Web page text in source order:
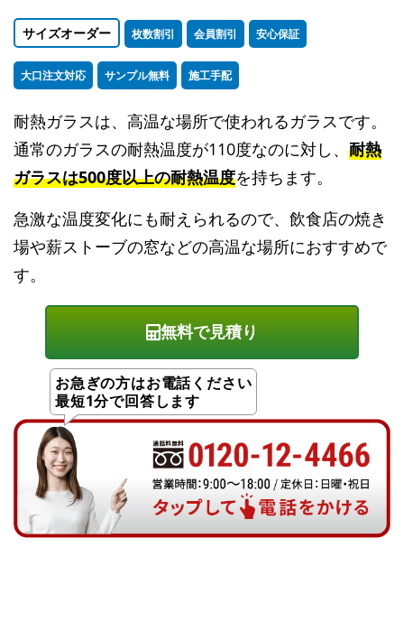
サイズオーダー 枚数割引 会員割引 安心保証
大口注文対応 サンプル無料 施工手配
耐熱ガラスは、高温な場所で使われるガラスです。
通常のガラスの耐熱温度が110度なのに対し、 耐熱
ガラスは500度以上の耐熱温度を持ちます。
急激な温度変化にも耐えられるので、飲食店の焼き
場や薪ストーブの窓などの高温な場所におすすめで
す。
無料で見積り
お急ぎの方はお電話ください
最短1分で回答します